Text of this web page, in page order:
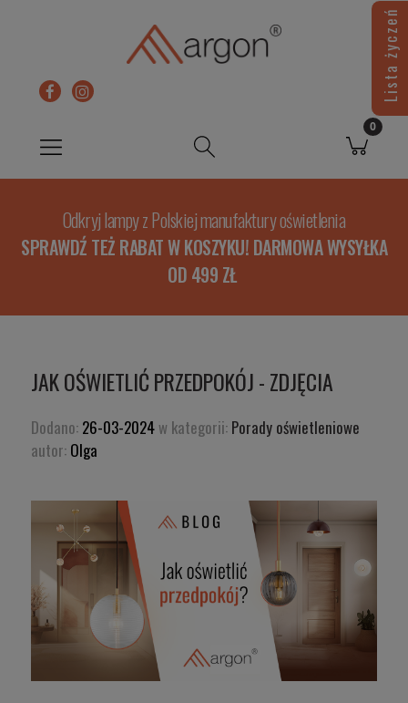
Odkryj lampy z Polskiej manufaktury oświetlenia
SPRAWDŹ TEŻ RABAT W KOSZYKU! DARMOWA WYSYŁKA
OD 499 ZŁ
JAK OŚWIETLIĆ PRZEDPOKÓJ - ZDJĘCIA
Dodano: 26-03-2024 w kategorii: Porady oświetleniowe
autor: Olga
Lista życzeń